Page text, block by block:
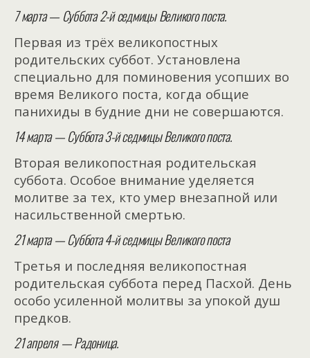
7 марта — Суббота 2-й седмицы Великого поста.
Первая из трёх великопостных
родительских суббот. Установлена
специально для поминовения усопших во
время Великого поста, когда общие
панихиды в будние дни не совершаются.
14 марта — Суббота 3-й седмицы Великого поста.
Вторая великопостная родительская
суббота. Особое внимание уделяется
молитве за тех, кто умер внезапной или
насильственной смертью.
21 марта — Суббота 4-й седмицы Великого поста
Третья и последняя великопостная
родительская суббота перед Пасхой. День
особо усиленной молитвы за упокой душ
предков.
21 апреля — Радоница.